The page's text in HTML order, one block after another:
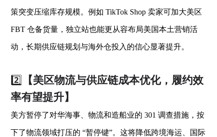
策突变压缩库存规模。例如 TikTok Shop 卖家可加大美区
FBT 仓备货量，独立站也能更从容布局美国本土营销活
动，长期供应链规划与海外仓投入的信心显著提升。
2️⃣
【美区物流与供应链成本优化，履约效
率有望提升】
美方暂停了对华海事、物流和造船业的 301 调查措施，按
下了物流领域打压的 “暂停键”。这将降低跨境海运、国际